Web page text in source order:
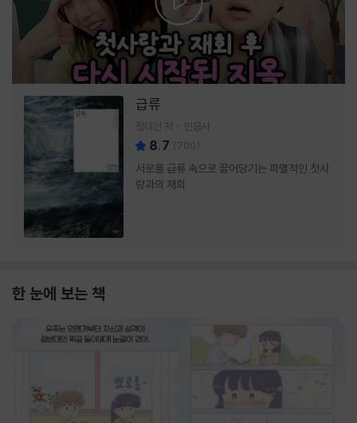
급류
정대건 저 민음사
8.7 (700)
서로를 급류 속으로 끌어당기는 파멸적인 첫사
랑과의 재회
한 눈에 보는 책